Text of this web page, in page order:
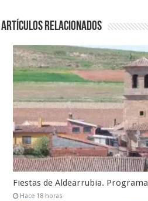
Artículos relacionados
Fiestas de Aldearrubia. Programa
Hace 18 horas